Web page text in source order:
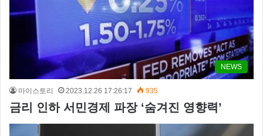
NEWS
마이스토리 2023.12.26 17:26:17 935
금리 인하 서민경제 파장 ‘숨겨진 영향력’